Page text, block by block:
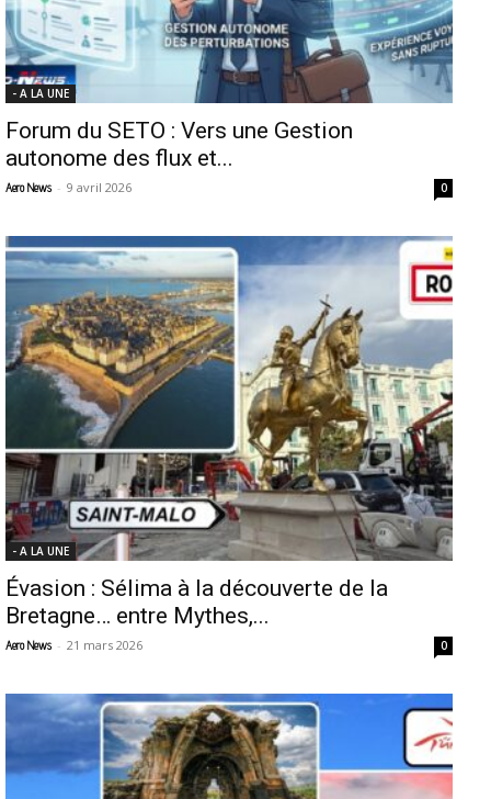
- A LA UNE
Forum du SETO : Vers une Gestion
autonome des flux et...
Aero News - 9 avril 2026 0
- A LA UNE
Évasion : Sélima à la découverte de la
Bretagne… entre Mythes,...
Aero News - 21 mars 2026 0